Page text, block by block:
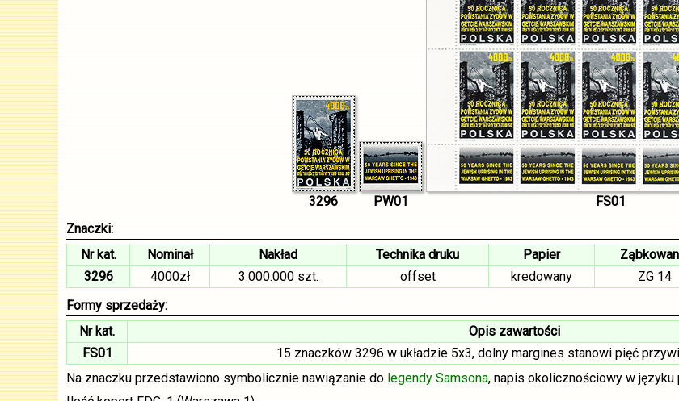
3296 PW01
FS01
Znaczki:
Nr kat.
Nominał Nakład Technika druku Papier
3296
4000zł 3.000.000 szt. offset kredowany ZG 14
Formy sprzedaży:
Nr kat.
Opis zawartości
FS01
15 znaczków 3296 w układzie 5x3, dolny margines stanowi pięć
Na znaczku przedstawiono symbolicznie nawiązanie do legendy Samsona, napis okolicznościowy w języku